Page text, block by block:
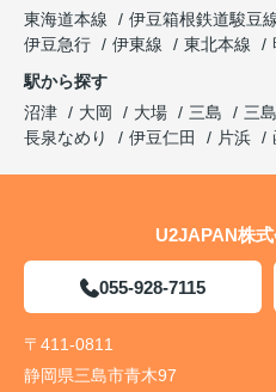
東海道本線
伊豆箱根鉄道駿豆
伊豆急行
伊東線 東北本線
駅から探す
沼津
大岡 大場 三島 三
長泉なめり
伊豆仁田 片浜
U2JAPAN株
055-928-7115
〒411-0811
静岡県三島市青木97